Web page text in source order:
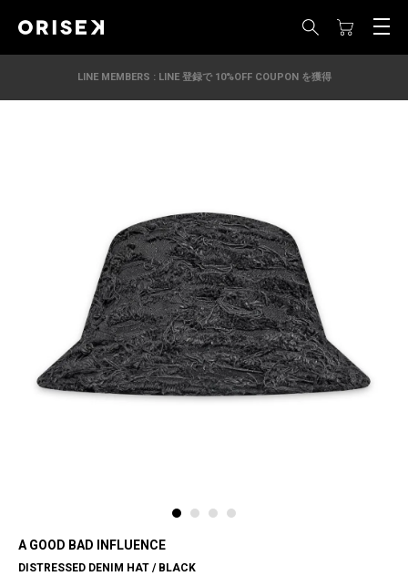
LINE MEMBERS : LINE 登録で 10%OFF COUPON を獲得
A GOOD BAD INFLUENCE
DISTRESSED DENIM HAT / BLACK